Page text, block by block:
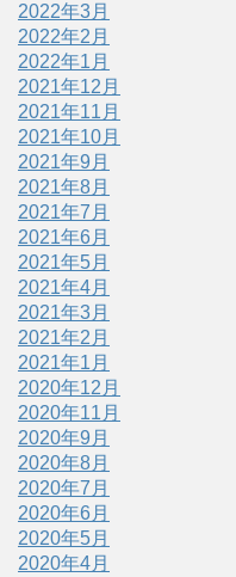
2022年3月
2022年2月
2022年1月
2021年12月
2021年11月
2021年10月
2021年9月
2021年8月
2021年7月
2021年6月
2021年5月
2021年4月
2021年3月
2021年2月
2021年1月
2020年12月
2020年11月
2020年9月
2020年8月
2020年7月
2020年6月
2020年5月
2020年4月